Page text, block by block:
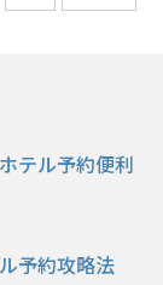
テル予約便利
予約攻略法